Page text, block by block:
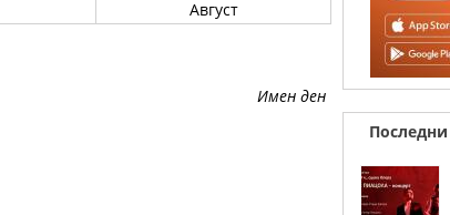
Август
Имен ден
Последни